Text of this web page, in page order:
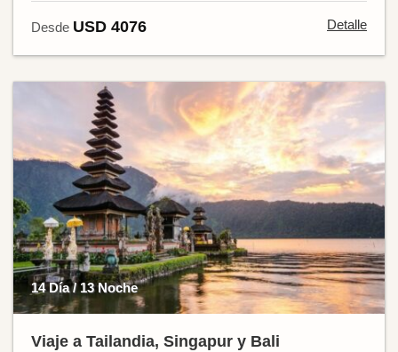
Desde USD 4076 Detalle
14 Día / 13 Noche
Viaje a Tailandia, Singapur y Bali